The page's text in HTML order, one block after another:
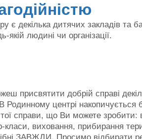
є декілька дитячих закладів та
людині чи організації.
присвятити добрій справі
центрі накопичується
справи, що Ви можете зробити:
класи, виховання, прибирання